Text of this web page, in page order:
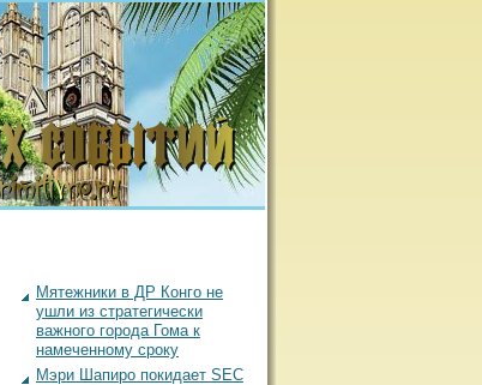
Мятежники в ДР Конго не
ушли из стратегически
важного города Гома к
намеченному сроку
Мэри Шапиро покидает SEC